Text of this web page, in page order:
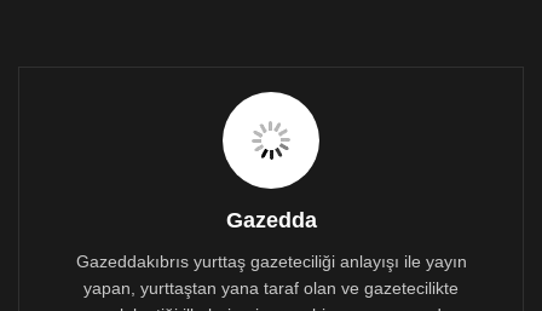
Sosyal patlamalar yaşıyoruz. Trafiği toplumsal bir
intihar olarak gözlemlerim. Kazların çok ciddi
oranlarda tek bir araçın kontrolü kaybetmesiyle
Kıbrıslı Türklerin toplum yapısı ne halde? Toplum olma
Gazedda
Gazeddakıbrıs yurttaş gazeteciliği anlayışı ile yayın
yapan, yurttaştan yana taraf olan ve gazetecilikte